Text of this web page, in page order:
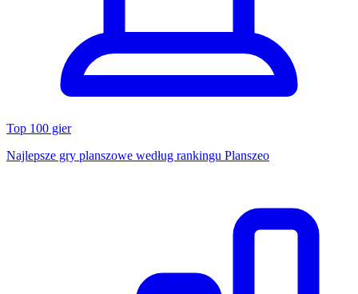
Top 100 gier
Najlepsze gry planszowe według rankingu Planszeo